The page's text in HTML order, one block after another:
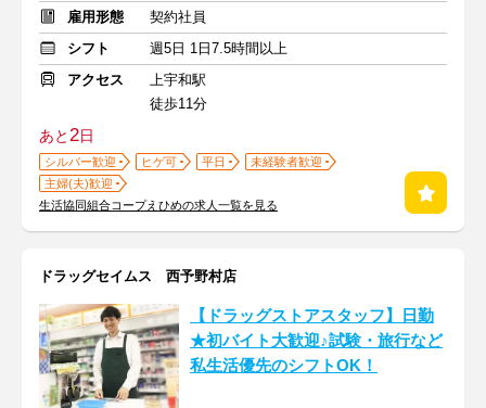
雇用形態
契約社員
シフト
週5日 1日7.5時間以上
アクセス
上宇和駅
徒歩11分
あと2日
シルバー歓迎 ヒゲ可 平日
未経験者歓迎
主婦(夫)歓迎
生活協同組合コープえひめの求人一覧を見る
ドラッグセイムス 西予野村店
【ドラッグストアスタッフ】日勤
★初バイト大歓迎♪試験・旅行など
私生活優先のシフトOK！